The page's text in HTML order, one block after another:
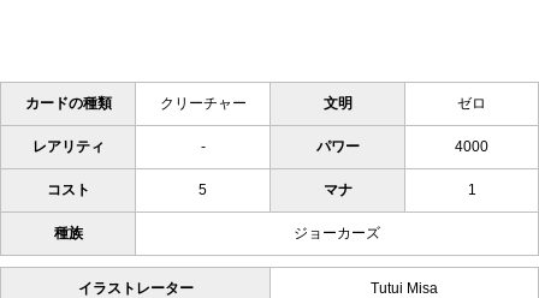
カードの種類 クリーチャー 文明 ゼロ
レアリティ - パワー 4000
コスト 5 マナ 1
種族 ジョーカーズ
イラストレーター Tutui Misa